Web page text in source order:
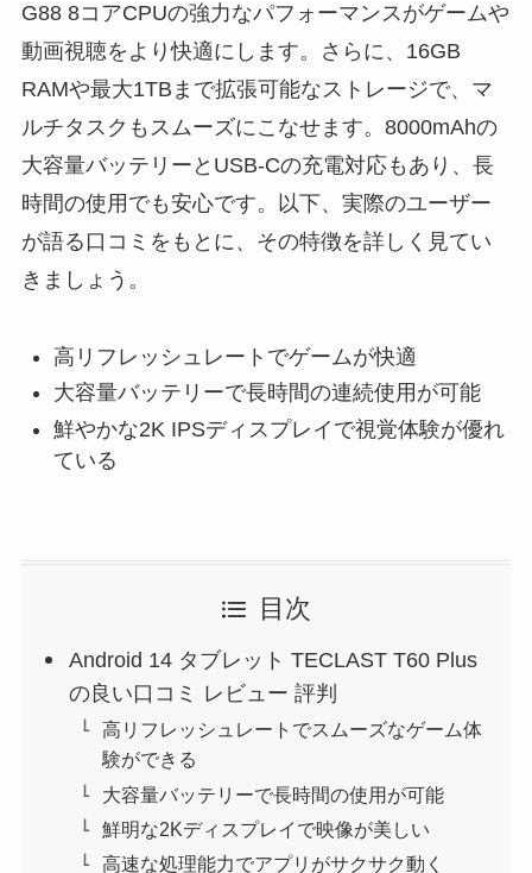
G88 8コアCPUの強力なパフォーマンスがゲームや
動画視聴をより快適にします。さらに、16GB
RAMや最大1TBまで拡張可能なストレージで、マ
ルチタスクもスムーズにこなせます。8000mAhの
大容量バッテリーとUSB-Cの充電対応もあり、長
時間の使用でも安心です。以下、実際のユーザー
が語る口コミをもとに、その特徴を詳しく見てい
きましょう。
高リフレッシュレートでゲームが快適
大容量バッテリーで長時間の連続使用が可能
鮮やかな2K IPSディスプレイで視覚体験が優れ
ている
目次
Android 14 タブレット TECLAST T60 Plus
の良い口コミ レビュー 評判
高リフレッシュレートでスムーズなゲーム体
験ができる
大容量バッテリーで長時間の使用が可能
鮮明な2Kディスプレイで映像が美しい
高速な処理能力でアプリがサクサク動く